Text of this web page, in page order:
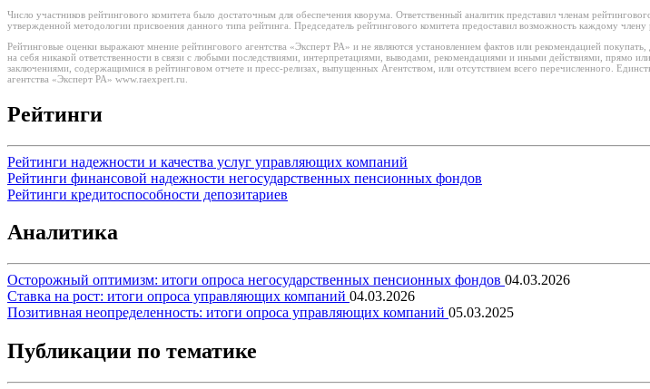
Число участников рейтингового комитета было достаточным для обеспечения кворума. Ответственный аналитик представил членам
утвержденной методологии присвоения данного типа рейтинга. Председатель рейтингового комитета предоставил возможность каждому
Рейтинговые оценки выражают мнение рейтингового агентства «Эксперт РА» и не являются установлением фактов или рекомендацией
на себя никакой ответственности в связи с любыми последствиями, интерпретациями, выводами, рекомендациями и иными действиями, прямо
заключениями, содержащимися в рейтинговом отчете и пресс-релизах, выпущенных Агентством, или отсутствием всего перечисленного.
агентства «Эксперт РА» www.raexpert.ru.
Рейтинги
Рейтинги надежности и качества услуг управляющих компаний
Рейтинги финансовой надежности негосударственных пенсионных фондов
Рейтинги кредитоспособности депозитариев
Аналитика
Осторожный оптимизм: итоги опроса негосударственных пенсионных фондов 04.03.2026
Ставка на рост: итоги опроса управляющих компаний 04.03.2026
Позитивная неопределенность: итоги опроса управляющих компаний 05.03.2025
Публикации по тематике